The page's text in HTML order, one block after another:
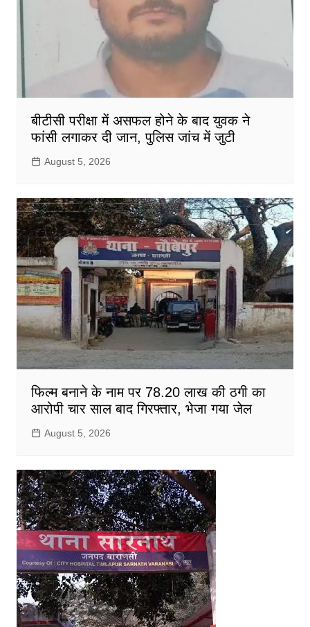
बीटीसी परीक्षा में असफल होने के बाद युवक ने
फांसी लगाकर दी जान, पुलिस जांच में जुटी
August 5, 2026
फिल्म बनाने के नाम पर 78.20 लाख की ठगी का
आरोपी चार साल बाद गिरफ्तार, भेजा गया जेल
August 5, 2026